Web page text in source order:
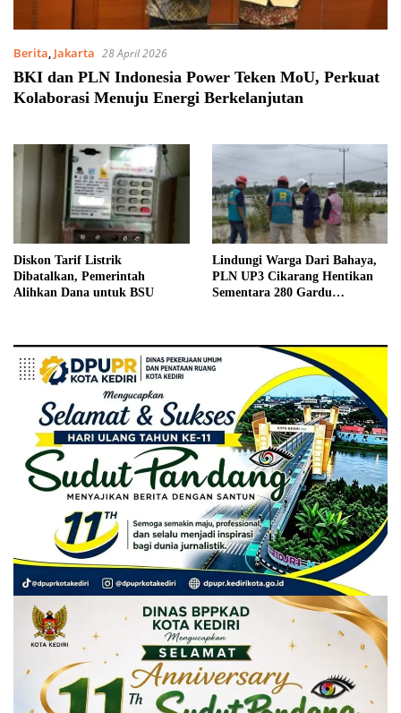
Berita, Jakarta 28 April 2026
BKI dan PLN Indonesia Power Teken MoU, Perkuat
Kolaborasi Menuju Energi Berkelanjutan
Diskon Tarif Listrik
Dibatalkan, Pemerintah
Alihkan Dana untuk BSU
Lindungi Warga Dari Bahaya,
PLN UP3 Cikarang Hentikan
Sementara 280 Gardu